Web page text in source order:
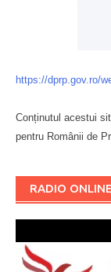
https://dprp.gov.ro/
Conținutul acestui
pentru Românii de
RADIO ONLINE